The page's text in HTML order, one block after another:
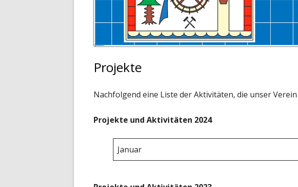
Projekte
Nachfolgend eine Liste der Aktivitäten, die unser
Projekte und Aktivitäten 2024
Januar